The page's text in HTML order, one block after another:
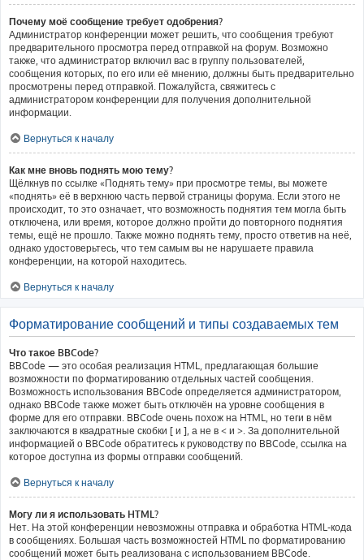
Почему моё сообщение требует одобрения?
Администратор конференции может решить, что сообщения требуют
предварительного просмотра перед отправкой на форум. Возможно
также, что администратор включил вас в группу пользователей,
сообщения которых, по его или её мнению, должны быть предварительно
просмотрены перед отправкой. Пожалуйста, свяжитесь с
администратором конференции для получения дополнительной
информации.
Вернуться к началу
Как мне вновь поднять мою тему?
Щёлкнув по ссылке «Поднять тему» при просмотре темы, вы можете
«поднять» её в верхнюю часть первой страницы форума. Если этого не
происходит, то это означает, что возможность поднятия тем могла быть
отключена, или время, которое должно пройти до повторного поднятия
темы, ещё не прошло. Также можно поднять тему, просто ответив на неё,
однако удостоверьтесь, что тем самым вы не нарушаете правила
конференции, на которой находитесь.
Вернуться к началу
Форматирование сообщений и типы создаваемых тем
Что такое BBCode?
BBCode — это особая реализация HTML, предлагающая большие
возможности по форматированию отдельных частей сообщения.
Возможность использования BBCode определяется администратором,
однако BBCode также может быть отключён на уровне сообщения в
форме для его отправки. BBCode очень похож на HTML, но теги в нём
заключаются в квадратные скобки [ и ], а не в < и >. За дополнительной
информацией о BBCode обратитесь к руководству по BBCode, ссылка на
которое доступна из формы отправки сообщений.
Вернуться к началу
Могу ли я использовать HTML?
Нет. На этой конференции невозможны отправка и обработка HTML-кода
в сообщениях. Большая часть возможностей HTML по форматированию
сообщений может быть реализована с использованием BBCode.